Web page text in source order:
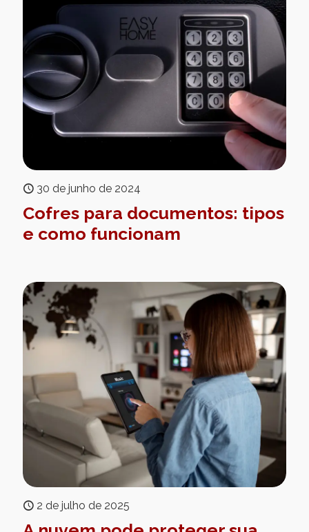
30 de junho de 2024
Cofres para documentos: tipos
e como funcionam
2 de julho de 2025